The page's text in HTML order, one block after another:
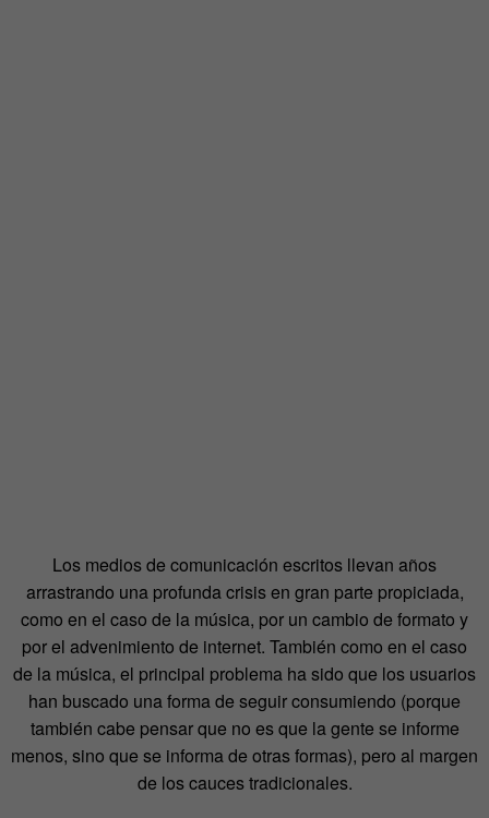
Los medios de comunicación escritos llevan años
arrastrando una profunda crisis en gran parte propiciada,
como en el caso de la música, por un cambio de formato y
por el advenimiento de internet. También como en el caso
de la música, el principal problema ha sido que los usuarios
han buscado una forma de seguir consumiendo (porque
también cabe pensar que no es que la gente se informe
menos, sino que se informa de otras formas), pero al margen
de los cauces tradicionales.